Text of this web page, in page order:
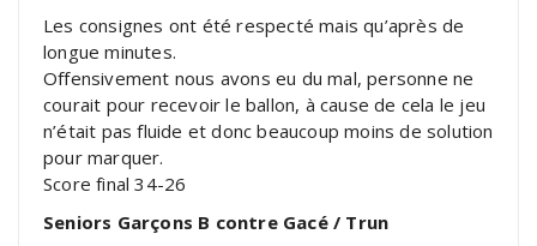
Les consignes ont été respecté mais qu’après de
longue minutes.
Offensivement nous avons eu du mal, personne ne
courait pour recevoir le ballon, à cause de cela le jeu
n’était pas fluide et donc beaucoup moins de solution
pour marquer.
Score final 34-26
Seniors Garçons B contre Gacé / Trun